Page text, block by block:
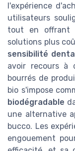
l'expérience
utilisateurs
tout en offrant
solutions plus
sensibilité
avoir recours à
bourrés de
bio s'impose
biodégradable
une alternative
bucco. Les
engouement